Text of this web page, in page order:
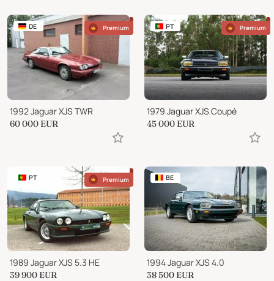
DE Premium
1992 Jaguar XJS TWR
60 000 EUR
PT Premium
1979 Jaguar XJS Coupé
45 000 EUR
PT Premium
1989 Jaguar XJS 5.3 HE
39 900 EUR
BE
1994 Jaguar XJS 4.0
38 500 EUR